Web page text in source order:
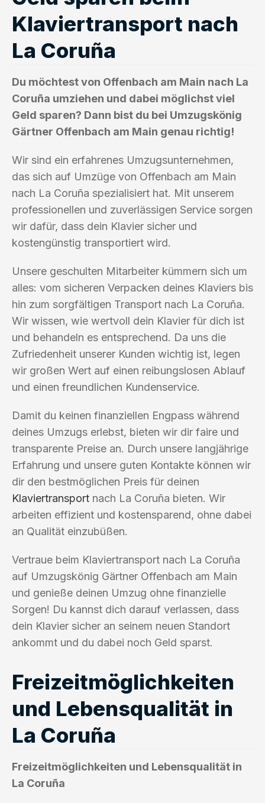
Klaviertransport nach
La Coruña
Du möchtest von Offenbach am Main nach La
Coruña umziehen und dabei möglichst viel
Geld sparen? Dann bist du bei Umzugskönig
Gärtner Offenbach am Main genau richtig!
Wir sind ein erfahrenes Umzugsunternehmen,
das sich auf Umzüge von Offenbach am Main
nach La Coruña spezialisiert hat. Mit unserem
professionellen und zuverlässigen Service sorgen
wir dafür, dass dein Klavier sicher und
kostengünstig transportiert wird.
Unsere geschulten Mitarbeiter kümmern sich um
alles: vom sicheren Verpacken deines Klaviers bis
hin zum sorgfältigen Transport nach La Coruña.
Wir wissen, wie wertvoll dein Klavier für dich ist
und behandeln es entsprechend. Da uns die
Zufriedenheit unserer Kunden wichtig ist, legen
wir großen Wert auf einen reibungslosen Ablauf
und einen freundlichen Kundenservice.
Damit du keinen finanziellen Engpass während
deines Umzugs erlebst, bieten wir dir faire und
transparente Preise an. Durch unsere langjährige
Erfahrung und unsere guten Kontakte können wir
dir den bestmöglichen Preis für deinen
Klaviertransport nach La Coruña bieten. Wir
arbeiten effizient und kostensparend, ohne dabei
an Qualität einzubüßen.
Vertraue beim Klaviertransport nach La Coruña
auf Umzugskönig Gärtner Offenbach am Main
und genieße deinen Umzug ohne finanzielle
Sorgen! Du kannst dich darauf verlassen, dass
dein Klavier sicher an seinem neuen Standort
ankommt und du dabei noch Geld sparst.
Freizeitmöglichkeiten
und Lebensqualität in
La Coruña
Freizeitmöglichkeiten und Lebensqualität in
La Coruña